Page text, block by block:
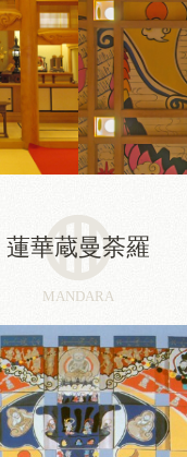
蓮華蔵曼荼羅
MANDARA